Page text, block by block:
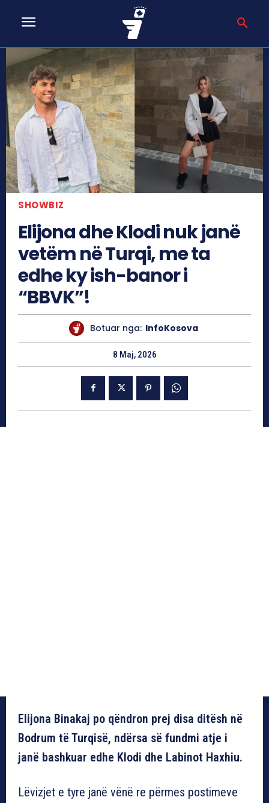
SHOWBIZ
Elijona dhe Klodi nuk janë
vetëm në Turqi, me ta
edhe ky ish-banor i
“BBVK”!
Botuar nga: InfoKosova
8 Maj, 2026
Elijona Binakaj po qëndron prej disa ditësh në
Bodrum të Turqisë, ndërsa së fundmi atje i
janë bashkuar edhe Klodi dhe Labinot Haxhiu.
Lëvizjet e tyre janë vënë re përmes postimeve